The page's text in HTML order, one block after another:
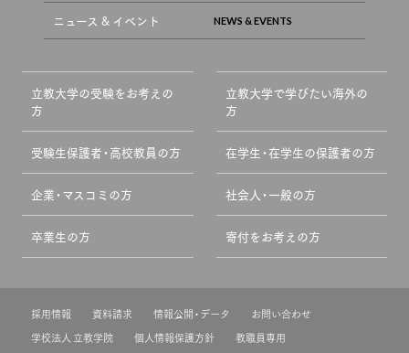
ニュース & イベント
立教大学の受験をお考えの
方
立教大学で学びたい海外の
方
受験生保護者・高校教員の方 在学生・在学生の保護者の方
企業・マスコミの方 社会人・一般の方
卒業生の方 寄付をお考えの方
採用情報 資料請求 情報公開・データ
お問い合わせ
学校法人 立教学院
個人情報保護方針 教職員専用